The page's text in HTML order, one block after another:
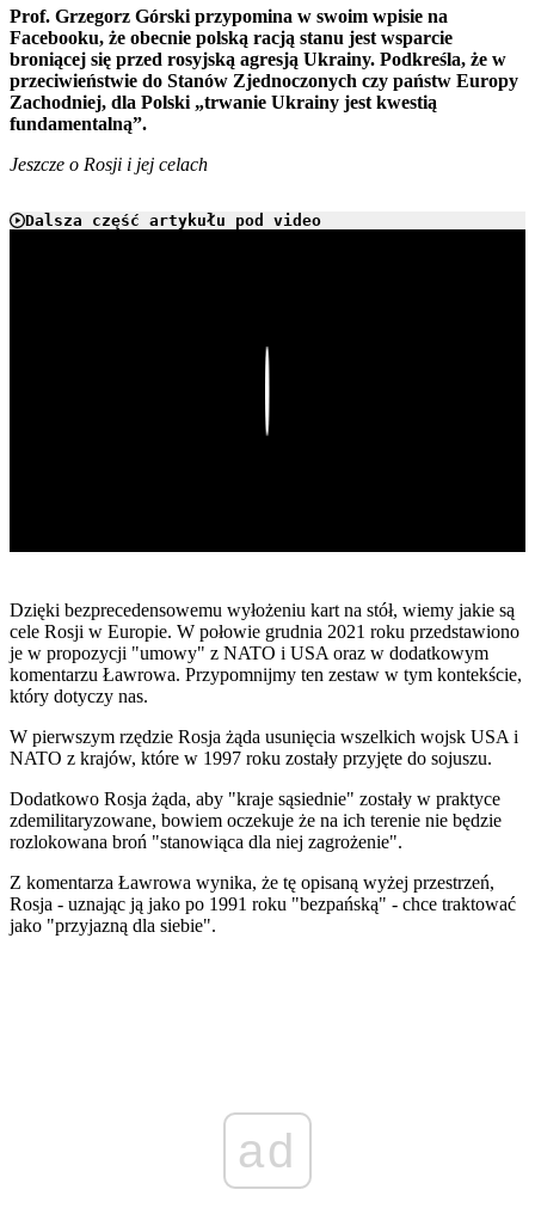
Prof. Grzegorz Górski przypomina w swoim wpisie na
Facebooku, że obecnie polską racją stanu jest wsparcie
broniącej się przed rosyjską agresją Ukrainy. Podkreśla, że w
przeciwieństwie do Stanów Zjednoczonych czy państw Europy
Zachodniej, dla Polski „trwanie Ukrainy jest kwestią
fundamentalną”.
Jeszcze o Rosji i jej celach
Dalsza część artykułu pod video
Dzięki bezprecedensowemu wyłożeniu kart na stół, wiemy jakie są
cele Rosji w Europie. W połowie grudnia 2021 roku przedstawiono
je w propozycji "umowy" z NATO i USA oraz w dodatkowym
komentarzu Ławrowa. Przypomnijmy ten zestaw w tym kontekście,
który dotyczy nas.
W pierwszym rzędzie Rosja żąda usunięcia wszelkich wojsk USA i
NATO z krajów, które w 1997 roku zostały przyjęte do sojuszu.
Dodatkowo Rosja żąda, aby "kraje sąsiednie" zostały w praktyce
zdemilitaryzowane, bowiem oczekuje że na ich terenie nie będzie
rozlokowana broń "stanowiąca dla niej zagrożenie".
Z komentarza Ławrowa wynika, że tę opisaną wyżej przestrzeń,
Rosja - uznając ją jako po 1991 roku "bezpańską" - chce traktować
jako "przyjazną dla siebie".
ad